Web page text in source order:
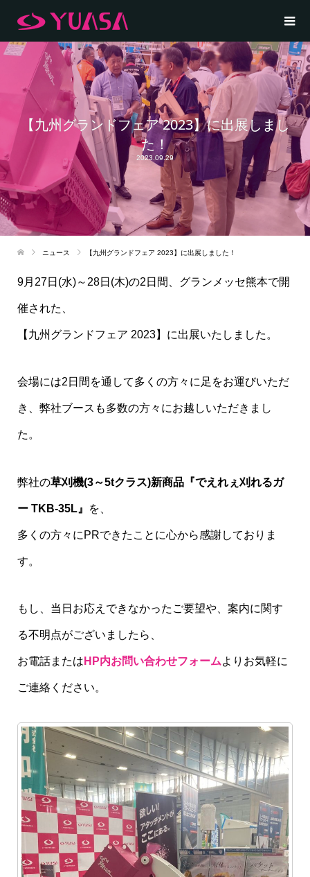
【九州グランドフェア 2023】に出展しまし
た！
2023.09.29
ニュース 【九州グランドフェア 2023】に出展しました！
9月27日(水)～28日(木)の2日間、グランメッセ熊本で開
催された、
【九州グランドフェア 2023】に出展いたしました。
会場には2日間を通して多くの方々に足をお運びいただ
き、弊社ブースも多数の方々にお越しいただきまし
た。
弊社の草刈機(3～5tクラス)新商品『でえれぇ刈れるガ
ー TKB-35L』 を、
多くの方々にPRできたことに心から感謝しておりま
す。
もし、当日お応えできなかったご要望や、案内に関す
る不明点がございましたら、
お電話または HP内お問い合わせフォームよりお気軽に
ご連絡ください。